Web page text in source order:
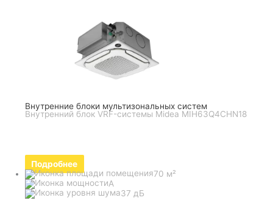
Внутренние блоки мультизональных систем
Внутренний блок VRF-системы Midea MIH63Q4CHN18
Подробнее
70 м²
A
37 дБ